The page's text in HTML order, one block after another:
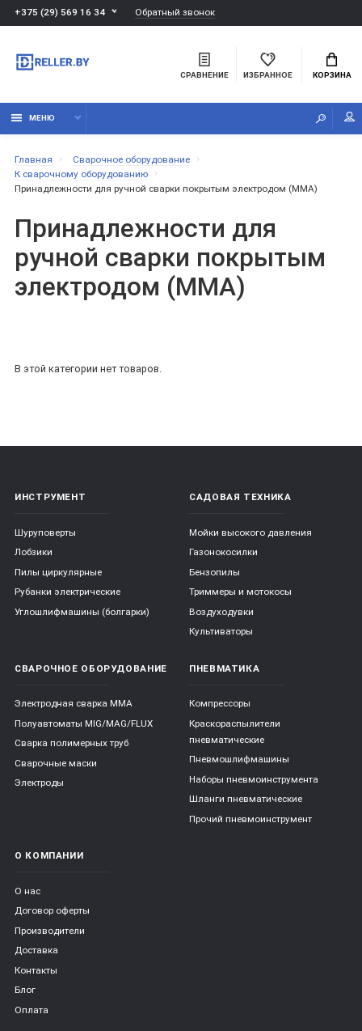
+375 (29) 569 16 34 Обратный звонок
СРАВНЕНИЕ ИЗБРАННОЕ КОРЗИНА
МЕНЮ
Главная
Сварочное оборудование
К сварочному оборудованию
Принадлежности для ручной сварки покрытым электродом (MMA)
Принадлежности для
ручной сварки покрытым
электродом (MMA)
В этой категории нет товаров.
ИНСТРУМЕНТ
Шуруповерты
Лобзики
Пилы циркулярные
Рубанки электрические
Углошлифмашины (болгарки)
САДОВАЯ ТЕХНИКА
Мойки высокого давления
Газонокосилки
Бензопилы
Триммеры и мотокосы
Воздуходувки
Культиваторы
СВАРОЧНОЕ ОБОРУДОВАНИЕ
Электродная сварка ММА
Полуавтоматы MIG/MAG/FLUX
Сварка полимерных труб
Сварочные маски
Электроды
ПНЕВМАТИКА
Компрессоры
Краскораспылители
пневматические
Пневмошлифмашины
Наборы пневмоинструмента
Шланги пневматические
Прочий пневмоинструмент
О КОМПАНИИ
О нас
Договор оферты
Производители
Доставка
Контакты
Блог
Оплата